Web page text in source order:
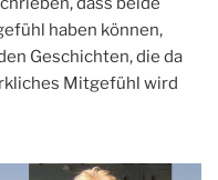
haben können,
Geschichten, die da
Mitgefühl wird